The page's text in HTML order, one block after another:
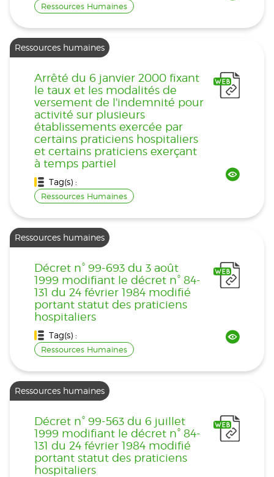
Ressources Humaines
Ressources humaines
Arrêté du 6 janvier 2000 fixant
le taux et les modalités de
versement de l'indemnité pour
activité sur plusieurs
établissements exercée par
certains praticiens hospitaliers
et certains praticiens exerçant
à temps partiel
Tag(s) :
Ressources Humaines
Ressources humaines
Décret n° 99-693 du 3 août
1999 modifiant le décret n° 84-
131 du 24 février 1984 modifié
portant statut des praticiens
hospitaliers
Tag(s) :
Ressources Humaines
Ressources humaines
Décret n° 99-563 du 6 juillet
1999 modifiant le décret n° 84-
131 du 24 février 1984 modifié
portant statut des praticiens
hospitaliers